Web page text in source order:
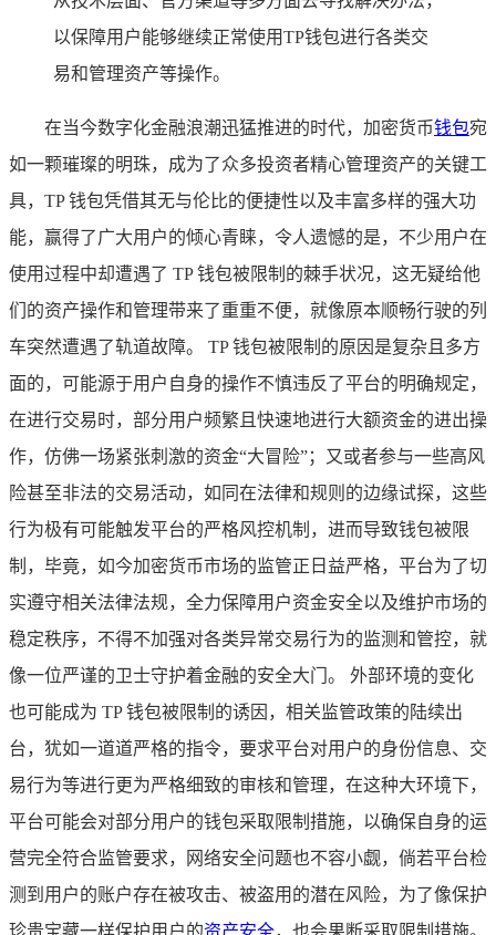
以保障用户能够继续正常使用TP钱包进行各类交
易和管理资产等操作。
在当今数字化金融浪潮迅猛推进的时代，加密货币钱包宛
如一颗璀璨的明珠，成为了众多投资者精心管理资产的关键工
具，TP 钱包凭借其无与伦比的便捷性以及丰富多样的强大功
能，赢得了广大用户的倾心青睐，令人遗憾的是，不少用户在
使用过程中却遭遇了 TP 钱包被限制的棘手状况，这无疑给他
们的资产操作和管理带来了重重不便，就像原本顺畅行驶的列
车突然遭遇了轨道故障。 TP 钱包被限制的原因是复杂且多方
面的，可能源于用户自身的操作不慎违反了平台的明确规定，
在进行交易时，部分用户频繁且快速地进行大额资金的进出操
作，仿佛一场紧张刺激的资金“大冒险”；又或者参与一些高风
险甚至非法的交易活动，如同在法律和规则的边缘试探，这些
行为极有可能触发平台的严格风控机制，进而导致钱包被限
制，毕竟，如今加密货币市场的监管正日益严格，平台为了切
实遵守相关法律法规，全力保障用户资金安全以及维护市场的
稳定秩序，不得不加强对各类异常交易行为的监测和管控，就
像一位严谨的卫士守护着金融的安全大门。 外部环境的变化
也可能成为 TP 钱包被限制的诱因，相关监管政策的陆续出
台，犹如一道道严格的指令，要求平台对用户的身份信息、交
易行为等进行更为严格细致的审核和管理，在这种大环境下，
平台可能会对部分用户的钱包采取限制措施，以确保自身的运
营完全符合监管要求，网络安全问题也不容小觑，倘若平台检
测到用户的账户存在被攻击、被盗用的潜在风险，为了像保护
珍贵宝藏一样保护用户的资产安全，也会果断采取限制措施。